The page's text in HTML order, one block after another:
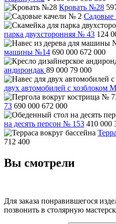
Кровать №28
Садовые
парка двухсторонняя № 43 124
машины №14 690 000 672 000
андирондак 89 000 79 000
двух автомобилей с хозблоком
73 690 000 672 000
на десять персон № 153 410 000
712 400
Вы смотрели
Для заказа понравившегося
позвонить в столярную